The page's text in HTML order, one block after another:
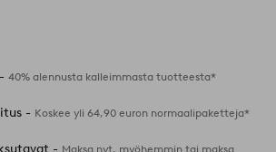
40% alennusta kalleimmasta tuotteesta*
- Koskee yli 64,90 euron normaalipaketteja*
Maksa nyt, myöhemmin tai maksa